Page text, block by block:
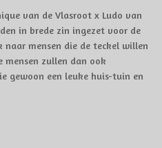
van de Vlasroot x Ludo van
in brede zin ingezet voor de
mensen die de teckel willen
mensen zullen dan ook
gewoon een leuke huis-tuin en